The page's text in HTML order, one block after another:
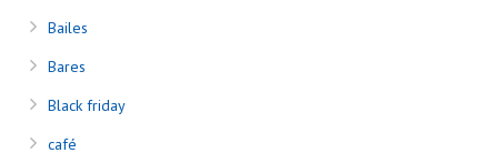
Bailes
Bares
Black friday
café